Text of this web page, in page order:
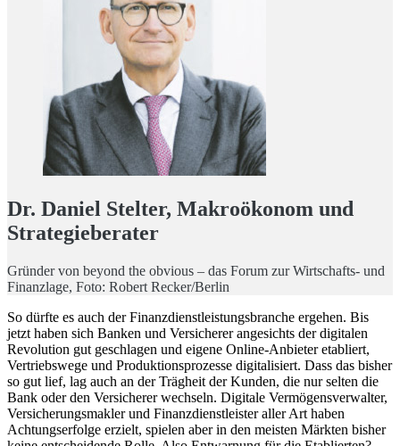
Dr. Daniel Stelter, Makroökonom und
Strategieberater
Gründer von beyond the obvious – das Forum zur Wirtschafts- und
Finanzlage, Foto: Robert Recker/Berlin
So dürfte es auch der Finanzdienstleistungsbranche ergehen. Bis
jetzt haben sich Banken und Versicherer angesichts der digitalen
Revolution gut geschlagen und eigene Online-Anbieter etabliert,
Vertriebswege und Produktionsprozesse digitalisiert. Dass das bisher
so gut lief, lag auch an der Trägheit der Kunden, die nur selten die
Bank oder den Versicherer wechseln. Digitale Vermögensverwalter,
Versicherungsmakler und Finanzdienstleister aller Art haben
Achtungserfolge erzielt, spielen aber in den meisten Märkten bisher